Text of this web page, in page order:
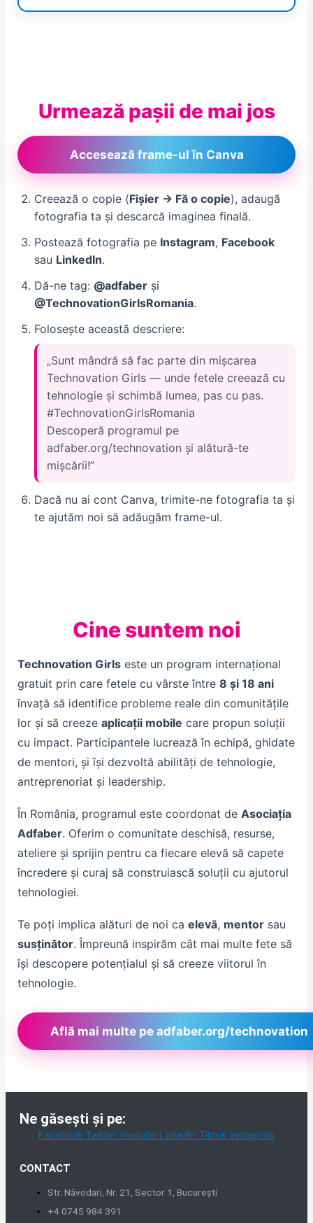
Urmează pașii de mai jos
Accesează frame-ul în Canva
Creează o copie (Fișier → Fă o copie), adaugă
fotografia ta și descarcă imaginea finală.
Postează fotografia pe Instagram, Facebook
sau LinkedIn.
Dă-ne tag: @adfaber și
@TechnovationGirlsRomania.
Folosește această descriere:
„Sunt mândră să fac parte din mișcarea
Technovation Girls — unde fetele creează cu
tehnologie și schimbă lumea, pas cu pas.
#TechnovationGirlsRomania
Descoperă programul pe
adfaber.org/technovation și alătură-te
mișcării!”
Dacă nu ai cont Canva, trimite-ne fotografia ta și
te ajutăm noi să adăugăm frame-ul.
Cine suntem noi
Technovation Girls este un program internațional
gratuit prin care fetele cu vârste între8 și 18 ani
învață să identifice probleme reale din comunitățile
lor și să creezeaplicații mobile care propun soluții
cu impact. Participantele lucrează în echipă, ghidate
de mentori, și își dezvoltă abilități de tehnologie,
antreprenoriat și leadership.
În România, programul este coordonat deAsociația
Adfaber. Oferim o comunitate deschisă, resurse,
ateliere și sprijin pentru ca fiecare elevă să capete
încredere și curaj să construiască soluții cu ajutorul
tehnologiei.
Te poți implica alături de noi caelevă, mentor sau
susținător. Împreună inspirăm cât mai multe fete să
își descopere potențialul și să creeze viitorul în
tehnologie.
Află mai multe pe adfaber.org/technovation
Ne găsești și pe:
Facebook Twitter Youtube Linkedin Tiktok Instagram
CONTACT
Str. Năvodari, Nr. 21, Sector 1, București
+4 0745 984 391